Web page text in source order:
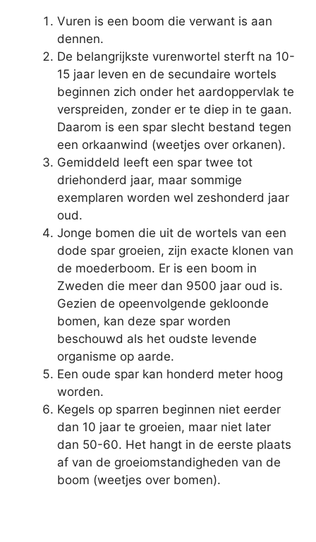
Vuren is een boom die verwant is aan
dennen.
De belangrijkste vurenwortel sterft na 10-
15 jaar leven en de secundaire wortels
beginnen zich onder het aardoppervlak te
verspreiden, zonder er te diep in te gaan.
Daarom is een spar slecht bestand tegen
een orkaanwind (weetjes over orkanen).
Gemiddeld leeft een spar twee tot
driehonderd jaar, maar sommige
exemplaren worden wel zeshonderd jaar
oud.
Jonge bomen die uit de wortels van een
dode spar groeien, zijn exacte klonen van
de moederboom. Er is een boom in
Zweden die meer dan 9500 jaar oud is.
Gezien de opeenvolgende gekloonde
bomen, kan deze spar worden
beschouwd als het oudste levende
organisme op aarde.
Een oude spar kan honderd meter hoog
worden.
Kegels op sparren beginnen niet eerder
dan 10 jaar te groeien, maar niet later
dan 50-60. Het hangt in de eerste plaats
af van de groeiomstandigheden van de
boom (weetjes over bomen).